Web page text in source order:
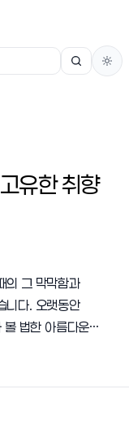
유한 취향
의 그 막막함과
니다. 오랫동안
볼 법한 아름다운
만 현실은 수백
일조차 끝없는
타협점을 찾아야